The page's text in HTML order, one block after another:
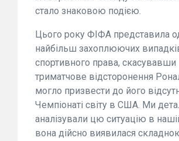
стало знаковою подією.
Цього року ФІФА представила
найбільш захоплюючих
спортивного права, скасувавши
триматчове відсторонення
могло призвести до його
Чемпіонаті світу в США. Ми
аналізували цю ситуацію в нашій
вона дійсно виявилася